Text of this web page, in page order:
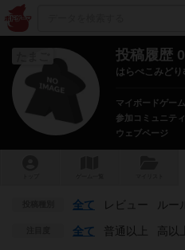
投稿履歴
はらぺこみどり
マイボードゲーム
参加コミュニティ
ウェブページ
全て レビュー ルー
全て 普通以上 高以上